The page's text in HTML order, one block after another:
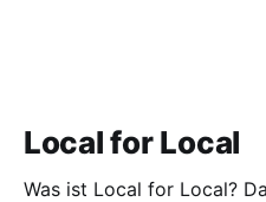
Local for Local
Was ist Local for Local? Das ist eine Strategie für